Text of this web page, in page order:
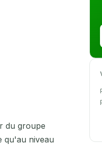
du groupe
qu'au niveau